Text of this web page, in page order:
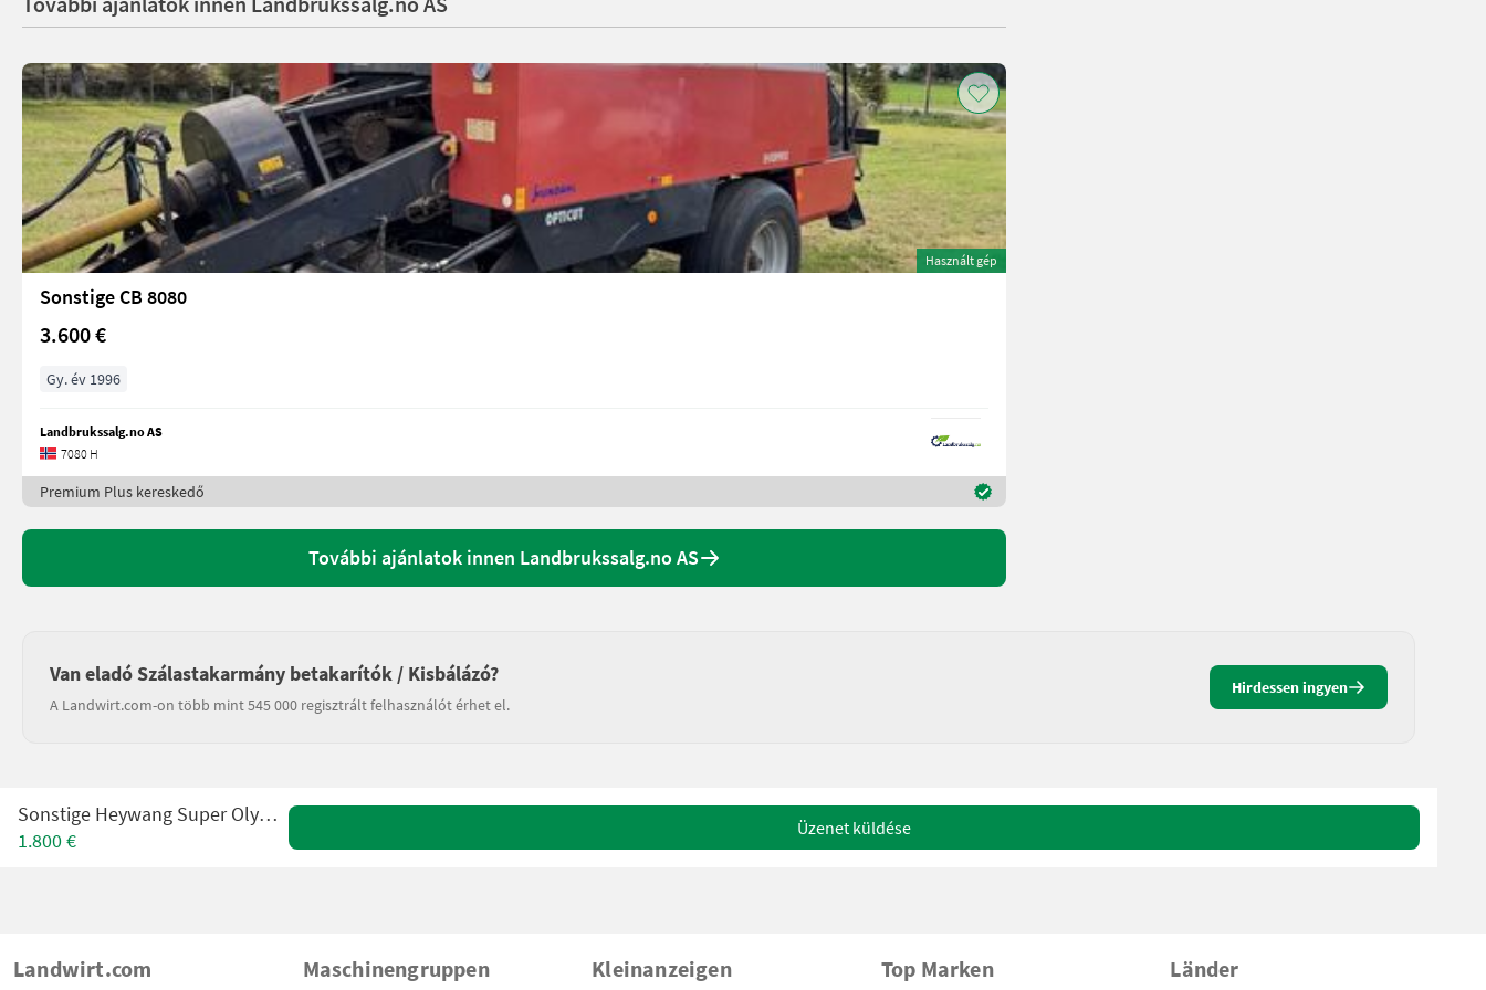
Használt gép
Sonstige CB 8080
3.600 €
Gy. év 1996
Landbrukssalg.no AS
7080 H
Premium Plus kereskedő
További ajánlatok innen Landbrukssalg.no AS
Van eladó Szálastakarmány betakarítók / Kisbálázó?
A Landwirt.com-on több mint 545 000 regisztrált felhasználót érhet el.
Hirdessen ingyen
Sonstige Heywang Super Olympic 1200S
1.800 €
Üzenet küldése
Landwirt.com Maschinengruppen Kleinanzeigen Top Marken Länder